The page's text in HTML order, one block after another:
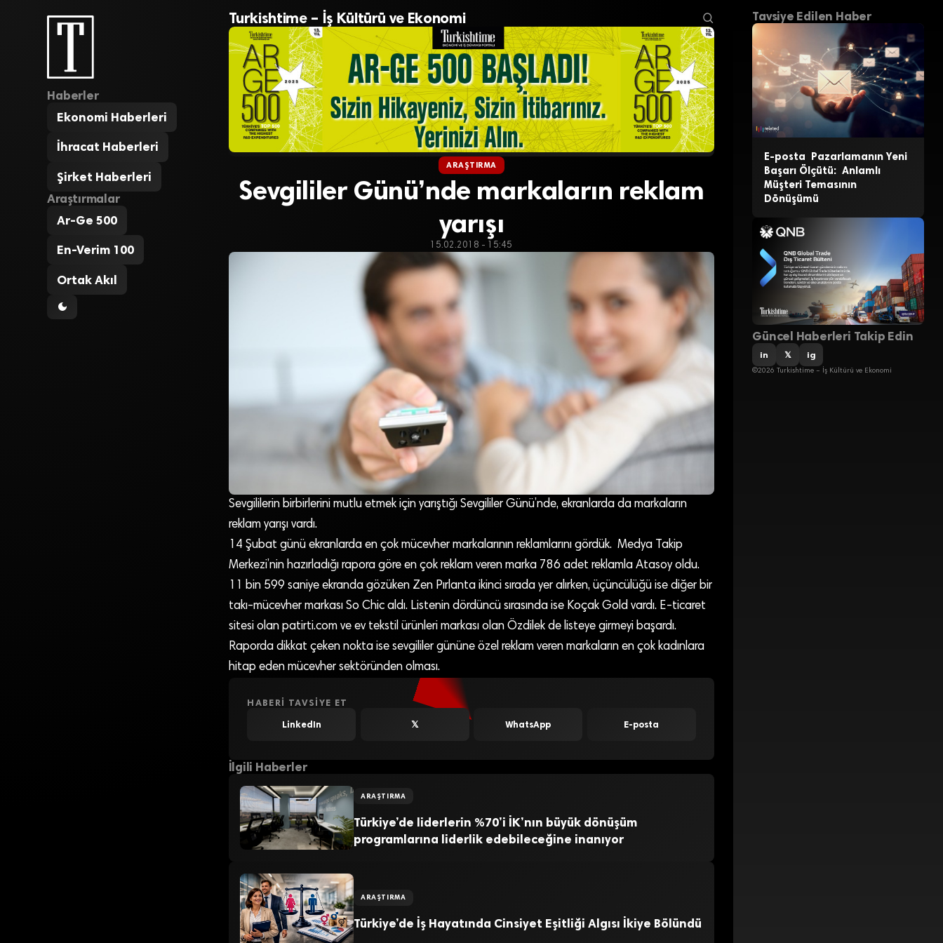
Haberler
Ekonomi Haberleri
İhracat Haberleri
Şirket Haberleri
Araştırmalar
Ar-Ge 500
En-Verim 100
Ortak Akıl
Turkishtime – İş Kültürü ve Ekonomi
ARAŞTIRMA
Sevgililer Günü’nde markaların reklam
yarışı
15.02.2018 - 15:45
Sevgililerin birbirlerini mutlu etmek için yarıştığı Sevgililer Günü’nde, ekranlarda da markaların
reklam yarışı vardı.
14 Şubat günü ekranlarda en çok mücevher markalarının reklamlarını gördük. Medya Takip
Merkezi’nin hazırladığı rapora göre en çok reklam veren marka 786 adet reklamla Atasoy oldu.
11 bin 599 saniye ekranda gözüken Zen Pırlanta ikinci sırada yer alırken, üçüncülüğü ise diğer bir
takı-mücevher markası So Chic aldı. Listenin dördüncü sırasında ise Koçak Gold vardı. E-ticaret
sitesi olan patirti.com ve ev tekstil ürünleri markası olan Özdilek de listeye girmeyi başardı.
Raporda dikkat çeken nokta ise sevgililer gününe özel reklam veren markaların en çok kadınlara
hitap eden mücevher sektöründen olması.
HABERI TAVSIYE ET
LinkedIn 𝕏 WhatsApp E-posta
İlgili Haberler
ARAŞTIRMA
Türkiye’de liderlerin %70’i İK’nın büyük dönüşüm
programlarına liderlik edebileceğine inanıyor
ARAŞTIRMA
Türkiye’de İş Hayatında Cinsiyet Eşitliği Algısı İkiye Bölündü
Tavsiye Edilen Haber
E-posta Pazarlamanın Yeni
Başarı Ölçütü: Anlamlı
Müşteri Temasının
Dönüşümü
Güncel Haberleri Takip Edin
in 𝕏 ig
©2026 Turkishtime – İş Kültürü ve Ekonomi